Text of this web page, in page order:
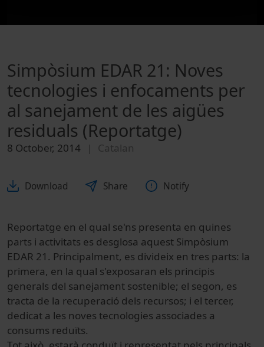
Simpòsium EDAR 21: Noves
tecnologies i enfocaments per
al sanejament de les aigües
residuals (Reportatge)
8 October, 2014 Catalan
Download Share Notify
Reportatge en el qual se'ns presenta en quines
parts i activitats es desglosa aquest Simpòsium
EDAR 21. Principalment, es divideix en tres parts: la
primera, en la qual s'exposaran els principis
generals del sanejament sostenible; el segon, es
tracta de la recuperació dels recursos; i el tercer,
dedicat a les noves tecnologies associades a
consums reduïts.